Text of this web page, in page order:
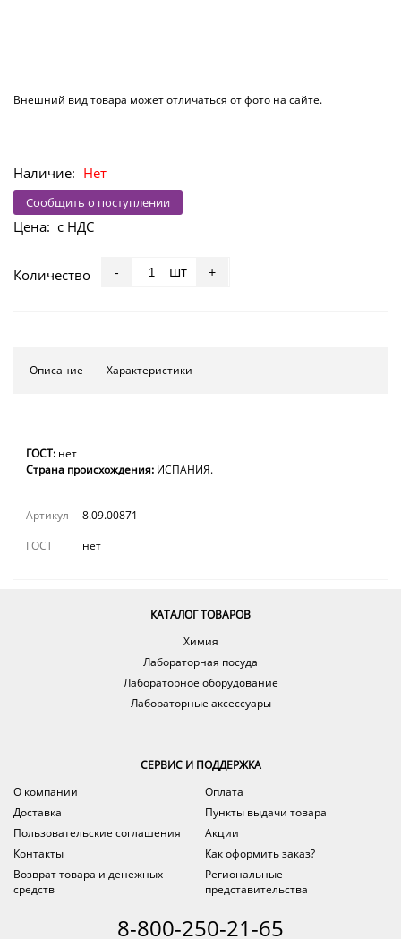
Внешний вид товара может отличаться от фото на сайте.
Наличие: Нет
Сообщить о поступлении
Цена: с НДС
Количество - шт +
Описание Характеристики
ГОСТ: нет
Страна происхождения: ИСПАНИЯ.
Артикул
8.09.00871
ГОСТ
нет
КАТАЛОГ ТОВАРОВ
Химия
Лабораторная посуда
Лабораторное оборудование
Лабораторные аксессуары
СЕРВИС И ПОДДЕРЖКА
О компании
Оплата
Доставка
Пункты выдачи товара
Пользовательские соглашения
Акции
Контакты
Как оформить заказ?
Возврат товара и денежных
средств
Региональные
представительства
8-800-250-21-65